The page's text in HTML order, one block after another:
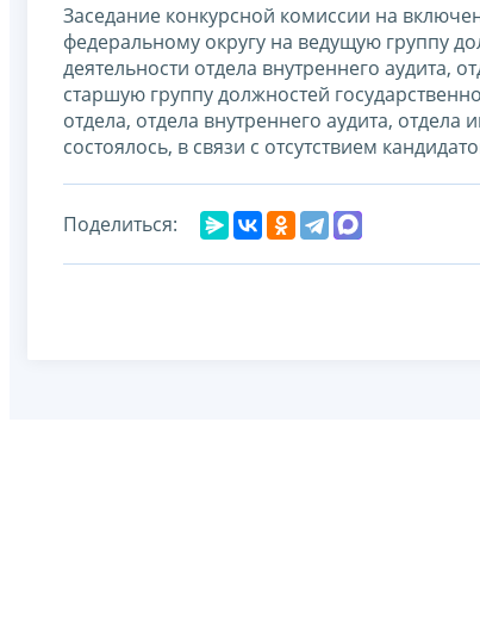
Заседание конкурсной комиссии на
федеральному округу на ведущую группу
деятельности отдела внутреннего
старшую группу должностей
отдела, отдела внутреннего аудита,
состоялось, в связи с отсутствием
Поделиться: